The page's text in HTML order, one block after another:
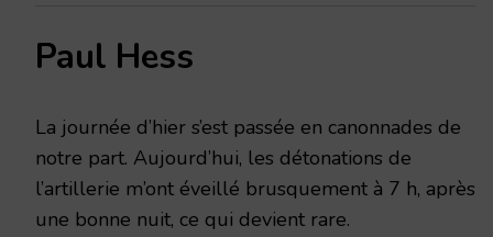
Paul Hess
La journée d’hier s’est passée en canonnades de
notre part. Aujourd’hui, les détonations de
l’artillerie m’ont éveillé brusquement à 7 h, après
une bonne nuit, ce qui devient rare.